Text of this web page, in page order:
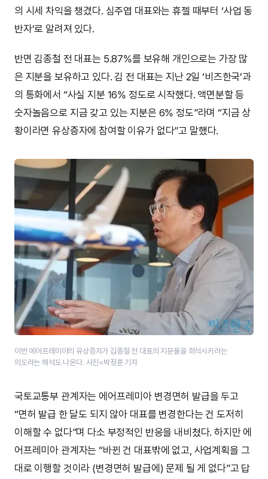
의 시세 차익을 챙겼다. 심주엽 대표와는 휴젤 때부터 ‘사업 동
반자’로 알려져 있다.
반면 김종철 전 대표는 5.87%를 보유해 개인으로는 가장 많
은 지분을 보유하고 있다. 김 전 대표는 지난 2일 ‘비즈한국’과
의 통화에서 “사실 지분 16% 정도로 시작했다. 액면분할 등
숫자놀음으로 지금 갖고 있는 지분은 6% 정도”라며 “지금 상
황이라면 유상증자에 참여할 이유가 없다”고 말했다.
이번 에어프레미아의 유상증자가 김종철 전 대표의 지분율을 희석시키려는
의도라는 해석도 나온다. 사진=박정훈 기자
국토교통부 관계자는 에어프레미아 변경면허 발급을 두고
“면허 발급 한 달도 되지 않아 대표를 변경한다는 건 도저히
이해할 수 없다”며 다소 부정적인 반응을 내비쳤다. 하지만 에
어프레미아 관계자는 “바뀐 건 대표밖에 없고, 사업계획을 그
대로 이행할 것이라 (변경면허 발급에) 문제 될 게 없다”고 답